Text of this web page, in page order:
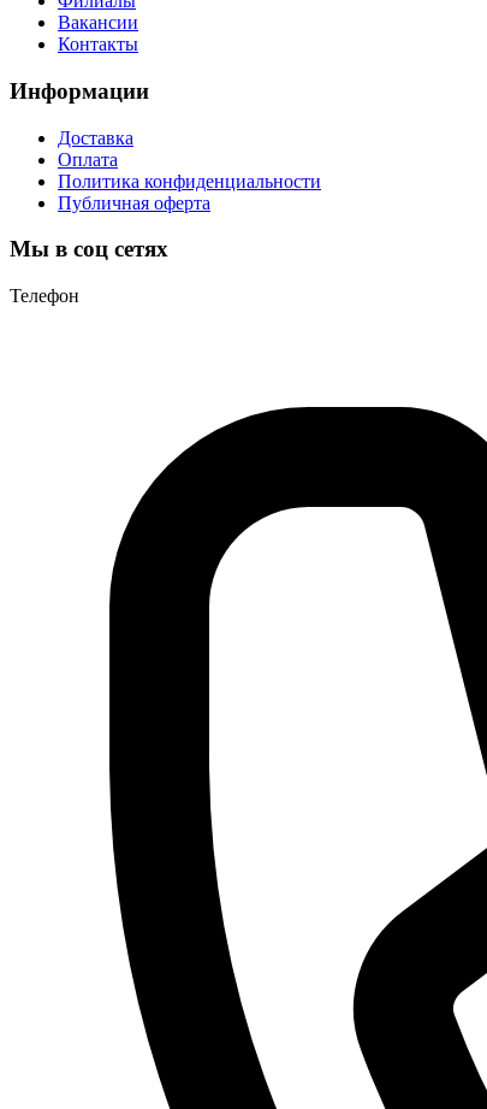
Вакансии
Контакты
Информации
Доставка
Оплата
Политика конфиденциальности
Публичная оферта
Мы в соц сетях
Телефон